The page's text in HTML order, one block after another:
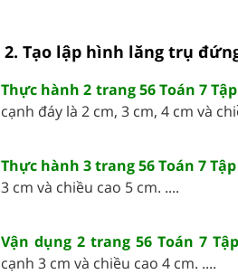
2. Tạo lập hình lăng trụ
Thực hành 2 trang 56 Toán 7
cạnh đáy là 2 cm, 3 cm, 4 cm và
Thực hành 3 trang 56 Toán 7 Tập
3 cm và chiều cao 5 cm. ....
Vận dụng 2 trang 56 Toán 7
cạnh 3 cm và chiều cao 4 cm. ....